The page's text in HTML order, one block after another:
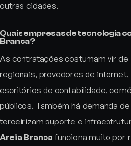
outras cidades.
Quais empresas de tecnologia
Branca?
As contratações costumam vir
regionais, provedores de internet,
escritórios de contabilidade,
públicos. Também há demanda
terceirizam suporte e
Areia Brancafunciona muito por